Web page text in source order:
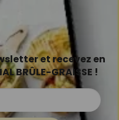
et recevez en
BRÛLE-GRAISSE !